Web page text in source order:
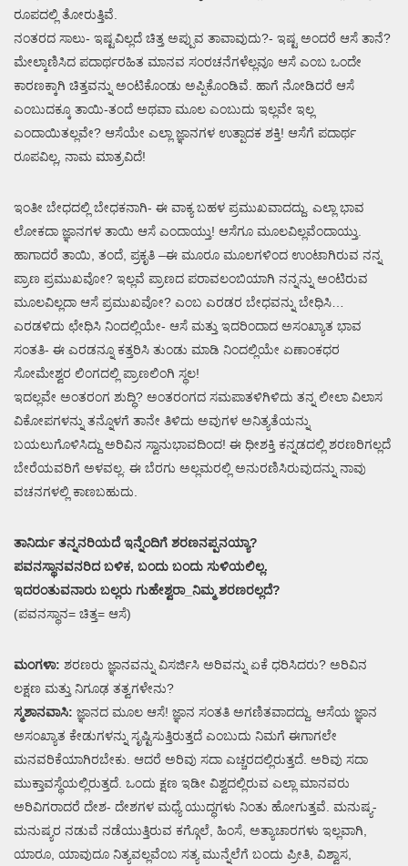
ರೂಪದಲ್ಲಿ ತೋರುತ್ತಿವೆ.
ನಂತರದ ಸಾಲು- ಇಷ್ಟವಿಲ್ಲದೆ ಚಿತ್ತ ಅಪ್ಪುವ ತಾವಾವುದು?- ಇಷ್ಟ ಅಂದರೆ ಆಸೆ ತಾನೆ?
ಮೇಲ್ಕಾಣಿಸಿದ ಪದಾರ್ಥರಹಿತ ಮಾನವ ಸಂರಚನೆಗಳೆಲ್ಲವೂ ಆಸೆ ಎಂಬ ಒಂದೇ
ಕಾರಣಕ್ಕಾಗಿ ಚಿತ್ತವನ್ನು ಅಂಟಿಕೊಂಡು ಅಪ್ಪಿಕೊಂಡಿವೆ. ಹಾಗೆ ನೋಡಿದರೆ ಆಸೆ
ಎಂಬುದಕ್ಕೂ ತಾಯಿ-ತಂದೆ ಅಥವಾ ಮೂಲ ಎಂಬುದು ಇಲ್ಲವೇ ಇಲ್ಲ
ಎಂದಾಯಿತಲ್ಲವೇ? ಆಸೆಯೇ ಎಲ್ಲಾ ಜ್ಞಾನಗಳ ಉತ್ಪಾದಕ ಶಕ್ತಿ! ಆಸೆಗೆ ಪದಾರ್ಥ
ರೂಪವಿಲ್ಲ, ನಾಮ ಮಾತ್ರವಿದೆ!
ಇಂತೀ ಬೇಧದಲ್ಲಿ ಬೇಧಕನಾಗಿ- ಈ ವಾಕ್ಯ ಬಹಳ ಪ್ರಮುಖವಾದದ್ದು. ಎಲ್ಲಾ ಭಾವ
ಲೋಕದಾ ಜ್ಞಾನಗಳ ತಾಯಿ ಆಸೆ ಎಂದಾಯ್ತು! ಆಸೆಗೂ ಮೂಲವಿಲ್ಲವೆಂದಾಯ್ತು.
ಹಾಗಾದರೆ ತಾಯಿ, ತಂದೆ, ಪ್ರಕೃತಿ –ಈ ಮೂರೂ ಮೂಲಗಳಿಂದ ಉಂಟಾಗಿರುವ ನನ್ನ
ಪ್ರಾಣ ಪ್ರಮುಖವೋ? ಇಲ್ಲವೆ ಪ್ರಾಣದ ಪರಾವಲಂಬಿಯಾಗಿ ನನ್ನನ್ನು ಅಂಟಿರುವ
ಮೂಲವಿಲ್ಲದಾ ಆಸೆ ಪ್ರಮುಖವೋ? ಎಂಬ ಎರಡರ ಬೇಧವನ್ನು ಬೇಧಿಸಿ…
ಎರಡಳಿದು ಛೇಧಿಸಿ ನಿಂದಲ್ಲಿಯೇ- ಆಸೆ ಮತ್ತು ಇದರಿಂದಾದ ಅಸಂಖ್ಯಾತ ಭಾವ
ಸಂತತಿ- ಈ ಎರಡನ್ನೂ ಕತ್ತರಿಸಿ ತುಂಡು ಮಾಡಿ ನಿಂದಲ್ಲಿಯೇ ಏಣಾಂಕಧರ
ಸೋಮೇಶ್ವರ ಲಿಂಗದಲ್ಲಿ ಪ್ರಾಣಲಿಂಗಿ ಸ್ಥಲ!
ಇದಲ್ಲವೇ ಅಂತರಂಗ ಶುದ್ಧಿ? ಅಂತರಂಗದ ಸಮಪಾತಳಿಗಿಳಿದು ತನ್ನ ಲೀಲಾ ವಿಲಾಸ
ವಿಕೋಪಗಳನ್ನು ತನ್ನೊಳಗೆ ತಾನೇ ತಿಳಿದು ಅವುಗಳ ಅನಿತ್ಯತೆಯನ್ನು
ಬಯಲುಗೊಳಿಸಿದ್ದು ಅರಿವಿನ ಸ್ವಾನುಭಾವದಿಂದ! ಈ ಧೀಶಕ್ತಿ ಕನ್ನಡದಲ್ಲಿ ಶರಣರಿಗಲ್ಲದೆ
ಬೇರೆಯವರಿಗೆ ಅಳವಲ್ಲ. ಈ ಬೆರಗು ಅಲ್ಲಮರಲ್ಲಿ ಅನುರಣಿಸಿರುವುದನ್ನು ನಾವು
ವಚನಗಳಲ್ಲಿ ಕಾಣಬಹುದು.
ತಾನಿರ್ದು ತನ್ನನರಿಯದೆ ಇನ್ನೆಂದಿಗೆ ಶರಣನಪ್ಪನಯ್ಯಾ?
ಪವನಸ್ಥಾನವನರಿದ ಬಳಿಕ, ಬಂದು ಬಂದು ಸುಳಿಯಲಿಲ್ಲ.
ಇದರಂತುವನಾರು ಬಲ್ಲರು ಗುಹೇಶ್ವರಾ_ನಿಮ್ಮ ಶರಣರಲ್ಲದೆ?
(ಪವನಸ್ಥಾನ= ಚಿತ್ತ= ಆಸೆ)
ಮಂಗಳಾ: ಶರಣರು ಜ್ಞಾನವನ್ನು ವಿಸರ್ಜಿಸಿ ಅರಿವನ್ನು ಏಕೆ ಧರಿಸಿದರು? ಅರಿವಿನ
ಲಕ್ಷಣ ಮತ್ತು ನಿಗೂಢ ತತ್ವಗಳೇನು?
ಸ್ಮಶಾನವಾಸಿ: ಜ್ಞಾನದ ಮೂಲ ಆಸೆ! ಜ್ಞಾನ ಸಂತತಿ ಅಗಣಿತವಾದದ್ದು. ಆಸೆಯ ಜ್ಞಾನ
ಅಸಂಖ್ಯಾತ ಕೇಡುಗಳನ್ನು ಸೃಷ್ಟಿಸುತ್ತಿರುತ್ತದೆ ಎಂಬುದು ನಿಮಗೆ ಈಗಾಗಲೇ
ಮನವರಿಕೆಯಾಗಿರಬೇಕು. ಆದರೆ ಅರಿವು ಸದಾ ಎಚ್ಚರದಲ್ಲಿರುತ್ತದೆ. ಅರಿವು ಸದಾ
ಮುಕ್ತಾವಸ್ಥೆಯಲ್ಲಿರುತ್ತದೆ. ಒಂದು ಕ್ಷಣ ಇಡೀ ವಿಶ್ವದಲ್ಲಿರುವ ಎಲ್ಲಾ ಮಾನವರು
ಅರಿವಿಗರಾದರೆ ದೇಶ- ದೇಶಗಳ ಮಧ್ಯೆ ಯುದ್ಧಗಳು ನಿಂತು ಹೋಗುತ್ತವೆ. ಮನುಷ್ಯ-
ಮನುಷ್ಯರ ನಡುವೆ ನಡೆಯುತ್ತಿರುವ ಕಗ್ಗೊಲೆ, ಹಿಂಸೆ, ಅತ್ಯಾಚಾರಗಳು ಇಲ್ಲವಾಗಿ,
ಯಾರೂ, ಯಾವುದೂ ನಿತ್ಯವಲ್ಲವೆಂಬ ಸತ್ಯ ಮುನ್ನೆಲೆಗೆ ಬಂದು ಪ್ರೀತಿ, ವಿಶ್ವಾಸ,